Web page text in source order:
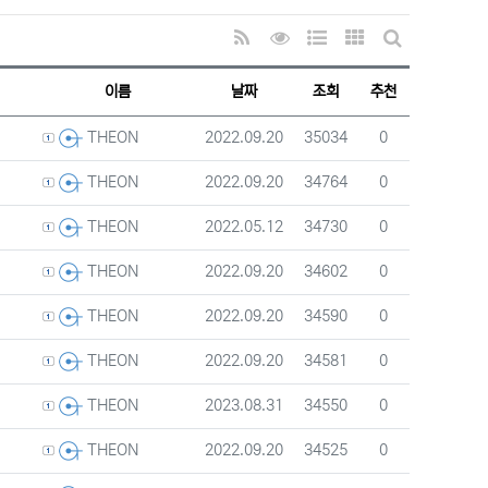
RSS
조회순 정렬
웹진 스타일갤러리 스타일
게시판 검색
이름 날짜 조회 추천
등록자THEON 등록일
2022.09.20 조회
35034 추천
0
등록자THEON 등록일
2022.09.20 조회
34764 추천
0
등록자THEON 등록일
2022.05.12 조회
34730 추천
0
등록자THEON 등록일
2022.09.20 조회
34602 추천
0
등록자THEON 등록일
2022.09.20 조회
34590 추천
0
등록자THEON 등록일
2022.09.20 조회
34581 추천
0
등록자THEON 등록일
2023.08.31 조회
34550 추천
0
등록자THEON 등록일
2022.09.20 조회
34525 추천
0